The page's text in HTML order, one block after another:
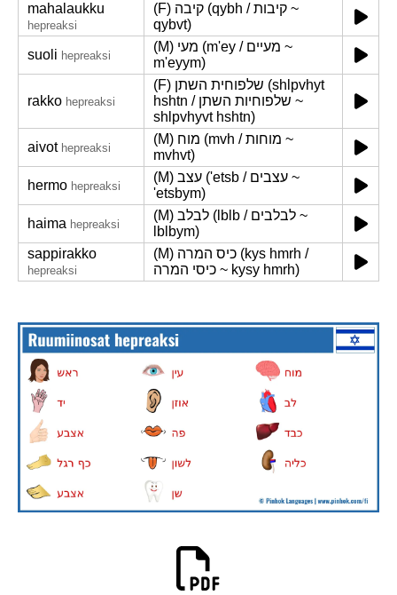
mahalaukku
hepreaksi
(F) קיבה (qybh / קיבות ~
qybvt)
suoli hepreaksi
(M) מעי (m'ey / מעיים ~
m'eyym)
rakko hepreaksi
(F) שלפוחית השתן (shlpvhyt
hshtn / שלפוחיות השתן ~
shlpvhyvt hshtn)
aivot hepreaksi
(M) מוח (mvh / מוחות ~
mvhvt)
hermo hepreaksi
(M) עצב ('etsb / עצבים ~
'etsbym)
haima hepreaksi
(M) לבלב (lblb / לבלבים ~
lblbym)
sappirakko
hepreaksi
(M) כיס המרה (kys hmrh /
כיסי המרה ~ kysy hmrh)